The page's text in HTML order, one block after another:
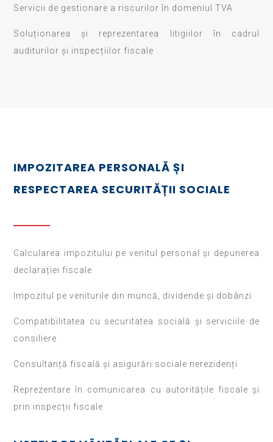
Servicii de gestionare a riscurilor în domeniul TVA
Soluționarea și reprezentarea litigiilor în cadrul
auditurilor și inspecțiilor fiscale
IMPOZITAREA PERSONALĂ ȘI
RESPECTAREA SECURITĂȚII SOCIALE
Calcularea impozitului pe venitul personal și depunerea
declarației fiscale
Impozitul pe veniturile din muncă, dividende și dobânzi
Compatibilitatea cu securitatea socială și serviciile de
consiliere
Consultanță fiscală și asigurări sociale nerezidenți
Reprezentare în comunicarea cu autoritățile fiscale și
prin inspecții fiscale